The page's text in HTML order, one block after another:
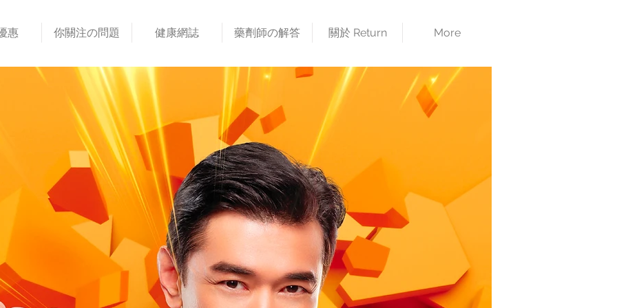
惠 你關注の問題 健康網誌 藥劑師の解答 關於 Return More